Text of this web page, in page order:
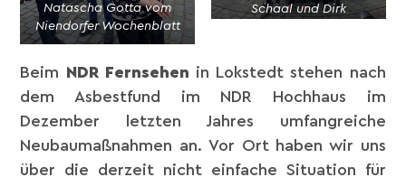
Natascha Gotta vom
Niendorfer Wochenblatt
Schaal und Dirk
Beim NDR Fernsehen​ in Lokstedt stehen nach
dem Asbestfund im NDR Hochhaus im
Dezember letzten Jahres umfangreiche
Neubaumaßnahmen an. Vor Ort haben wir uns
über die derzeit nicht einfache Situation für